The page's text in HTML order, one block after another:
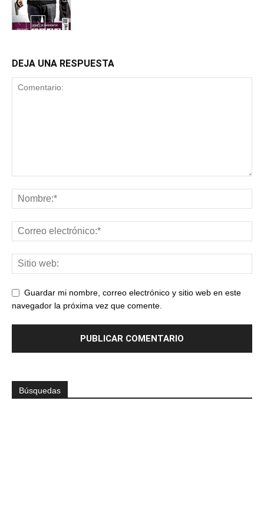
DEJA UNA RESPUESTA
Guardar mi nombre, correo electrónico y sitio web en este
navegador la próxima vez que comente.
Búsquedas